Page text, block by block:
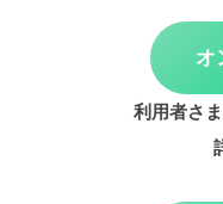
オ
利用者さ